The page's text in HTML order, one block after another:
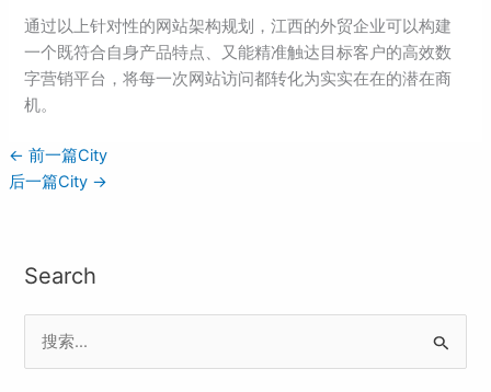
通过以上针对性的网站架构规划，江西的外贸企业可以构建
一个既符合自身产品特点、又能精准触达目标客户的高效数
字营销平台，将每一次网站访问都转化为实实在在的潜在商
机。
← 前一篇City
后一篇City →
Search